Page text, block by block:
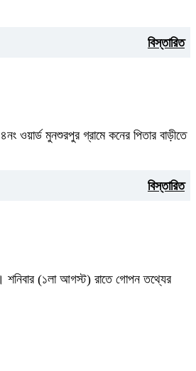
বিস্তারিত
ওয়ার্ড মুনশুরপুর গ্রামে কনের পিতার বাড়ীতে
বিস্তারিত
শনিবার (১লা আগস্ট) রাতে গোপন তথ্যের